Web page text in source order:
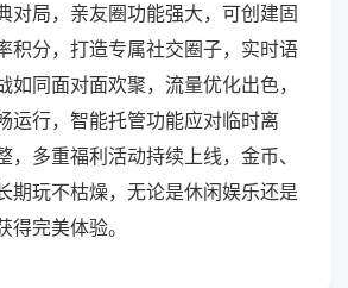
对局，亲友圈功能强大，可创建固
积分，打造专属社交圈子，实时语
如同面对面欢聚，流量优化出色，
运行，智能托管功能应对临时离
，多重福利活动持续上线，金币、
期玩不枯燥，无论是休闲娱乐还是
得完美体验。